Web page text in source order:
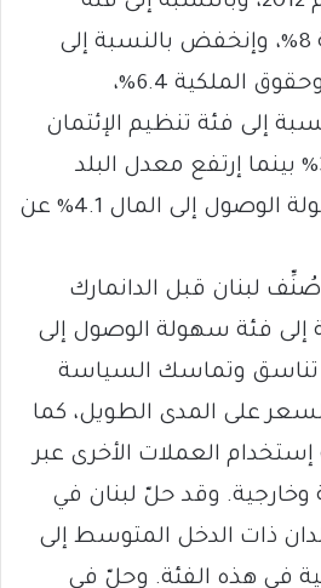
الحرية للتجارة الدولية 8%، وإنخفض بالنسبة إلى
فئة النظام القانوني وحقوق الملكية 6.4%،
إلى فئة تنظيم الإئتمان
والعمل والأعمال 3.3% بينما إرتفع معدل البلد
بالنسبة إلى فئة سهولة الوصول إلى المال 4.1% عن
لبنان قبل الدانمارك
إلى فئة سهولة الوصول إلى
تناسق وتماسك السياسة
على المدى الطويل، كما
العملات الأخرى عبر
وخارجية. وقد حلّ لبنان في
ذات الدخل المتوسط إلى
في هذه الفئة. وحلّ في